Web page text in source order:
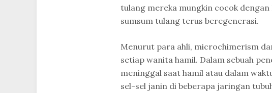
tulang mereka mungkin cocok
sumsum tulang terus beregenerasi.
Menurut para ahli, microchimerism
setiap wanita hamil. Dalam sebuah
meninggal saat hamil atau dalam
sel-sel janin di beberapa jaringan